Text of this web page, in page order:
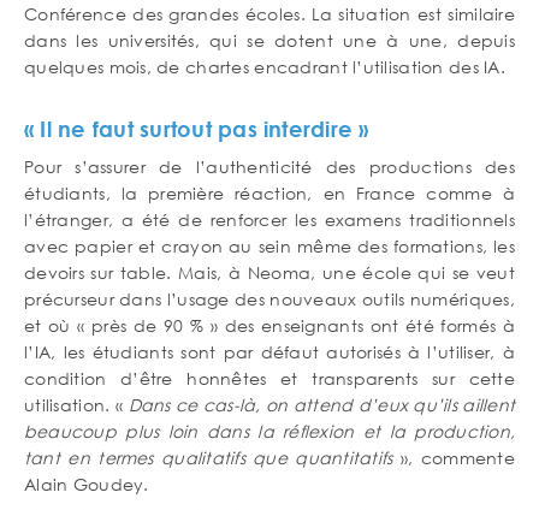
Conférence des grandes écoles. La situation est similaire
dans les universités, qui se dotent une à une, depuis
quelques mois, de chartes encadrant l’utilisation des IA.
« Il ne faut surtout pas interdire »
Pour s’assurer de l’authenticité des productions des
étudiants, la première réaction, en France comme à
l’étranger, a été de renforcer les examens traditionnels
avec papier et crayon au sein même des formations, les
devoirs sur table. Mais, à Neoma, une école qui se veut
précurseur dans l’usage des nouveaux outils numériques,
et où « près de 90 % » des enseignants ont été formés à
l’IA, les étudiants sont par défaut autorisés à l’utiliser, à
condition d’être honnêtes et transparents sur cette
utilisation. « Dans ce cas-là, on attend d’eux qu’ils aillent
beaucoup plus loin dans la réflexion et la production,
tant en termes qualitatifs que quantitatifs», commente
Alain Goudey.